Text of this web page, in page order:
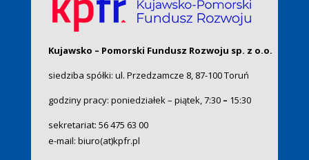
Kujawsko – Pomorski Fundusz Rozwoju sp. z o.o.
siedziba spółki: ul. Przedzamcze 8, 87-100 Toruń
godziny pracy: poniedziałek – piątek, 7:30– 15:30
sekretariat: 56 475 63 00
e-mail: biuro(at)kpfr.pl